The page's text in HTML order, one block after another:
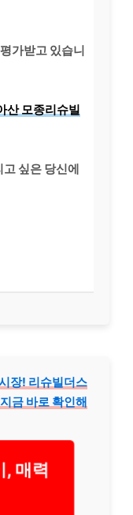
가받고 있습니
산 모종리슈빌
싶은 당신에
장! 리슈빌더스
금 바로 확인해
, 매력